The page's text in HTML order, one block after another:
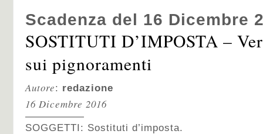
Scadenza del 16 Dicembre
SOSTITUTI D’IMPOSTA –
sui pignoramenti
Autore: redazione
16 Dicembre 2016
SOGGETTI: Sostituti d’imposta.